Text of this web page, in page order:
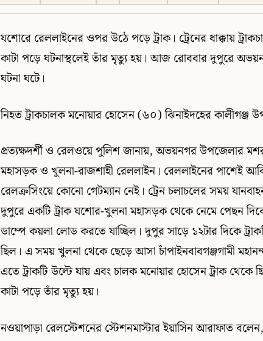
যশোরে রেললাইনের ওপর উঠে পড়ে ট্রাক। ট্রেনের ধাক্কায়
কাটা পড়ে ঘটনাস্থলেই তাঁর মৃত্যু হয়। আজ রোববার দুপুরে
ঘটনা ঘটে।
নিহত ট্রাকচালক মনোয়ার হোসেন (৬০) ঝিনাইদহের কালীগঞ্জ
প্রত্যক্ষদর্শী ও রেলওয়ে পুলিশ জানায়, অভয়নগর উপজেলার
মহাসড়ক ও খুলনা-রাজশাহী রেললাইন। রেললাইনের পাশেই
রেলক্রসিংয়ে কোনো গেটম্যান নেই। ট্রেন চলাচলের সময়
দুপুরে একটি ট্রাক যশোর-খুলনা মহাসড়ক থেকে নেমে পেছন
ডাম্পে কয়লা লোড করতে যাচ্ছিল। দুপুর সাড়ে ১২টার দিকে
ছিল। এ সময় খুলনা থেকে ছেড়ে আসা চাঁপাইনবাবগঞ্জগামী
এতে ট্রাকটি উল্টে যায় এবং চালক মনোয়ার হোসেন ট্রাক থেকে
কাটা পড়ে তাঁর মৃত্যু হয়।
নওয়াপাড়া রেলস্টেশনের স্টেশনমাস্টার ইয়াসিন আরাফাত